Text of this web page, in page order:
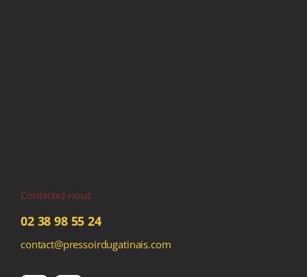
Contactez-nous
02 38 98 55 24
contact@pressoirdugatinais.com